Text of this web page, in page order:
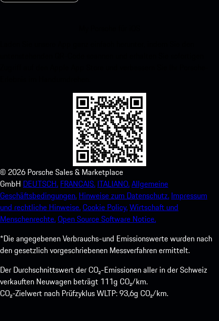
© 2026 Porsche Sales & Marketplace
GmbH DEUTSCH. FRANCAIS. ITALIANO.Allgemeine
Geschäftsbedingungen. Hinweise zum Datenschutz. Impressum
und rechtliche Hinweise.Cookie Policy.Wirtschaft und
Menschenrechte.Open Source Software Notice.
*Die angegebenen Verbrauchs-und Emissionswerte wurden nach
den gesetzlich vorgeschriebenen Messverfahren ermittelt.
Der Durchschnittswert der CO₂-Emissionen aller in der Schweiz
verkauften Neuwagen beträgt 111g CO₂/km.
CO₂-Zielwert nach Prüfzyklus WLTP: 93,6g CO₂/km.